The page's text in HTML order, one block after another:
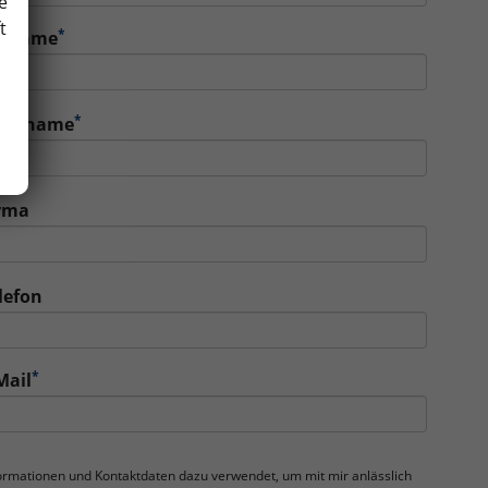
*
*
*
und Kontaktdaten dazu verwendet, um mit mir anlässlich